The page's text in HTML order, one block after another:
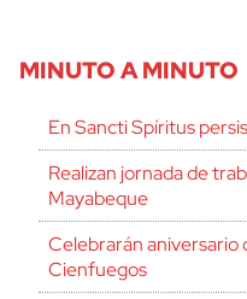
MINUTO A MINUTO
En Sancti Spíritus
Realizan jornada de
Mayabeque
Celebrarán aniversario
Cienfuegos